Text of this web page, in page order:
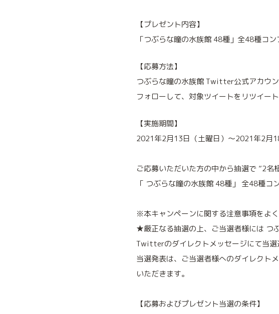
【プレゼント内容】
「つぶらな瞳の水族館 48種」全48種コ
【応募方法】
つぶらな瞳の水族館 Twitter公式アカウ
フォローして、対象ツイートをリツイート
【実施期間】
2021年2月13日（土曜日）～2021年2月
ご応募いただいた方の中から抽選で ”2名
「 つぶらな瞳の水族館 48種」 全48種コ
※本キャンペーンに関する注意事項をよ
★厳正なる抽選の上、ご当選者様には つ
Twitterのダイレクトメッセージにて当選
当選発表は、ご当選者様へのダイレクト
いただきます。
【応募およびプレゼント当選の条件】